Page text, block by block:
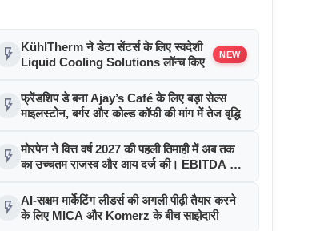
flash_on
KühlTherm ने डेटा सेंटर्स के लिए स्वदेशी
Liquid Cooling Solutions लॉन्च किए
NEW
flash_on फ्रेंडशिप डे बना Ajay’s Café के लिए बड़ा सेल्स
माइलस्टोन, बर्गर और कोल्ड कॉफी की मांग में तेज वृद्धि
flash_on मोरपेन ने वित्त वर्ष 2027 की पहली तिमाही में अब तक
का उच्चतम राजस्व और आय दर्ज की। EBITDA में
कार्यक्रम ने पुरंतया व्यावसायीक चरण में प्रवेश किया
flash_on AI-सक्षम मार्केटिंग लीडर्स की अगली पीढ़ी तैयार करने
के लिए MICA और Komerz के बीच साझेदारी